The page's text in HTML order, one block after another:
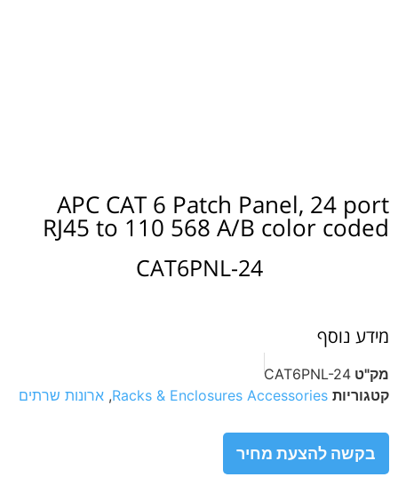
APC CAT 6 Patch Panel, 24 port
RJ45 to 110 568 A/B color coded
CAT6PNL-24
מידע נוסף
מק"ט CAT6PNL-24
קטגוריות Racks & Enclosures Accessories
, ארונות שרתים
בקשה להצעת מחיר